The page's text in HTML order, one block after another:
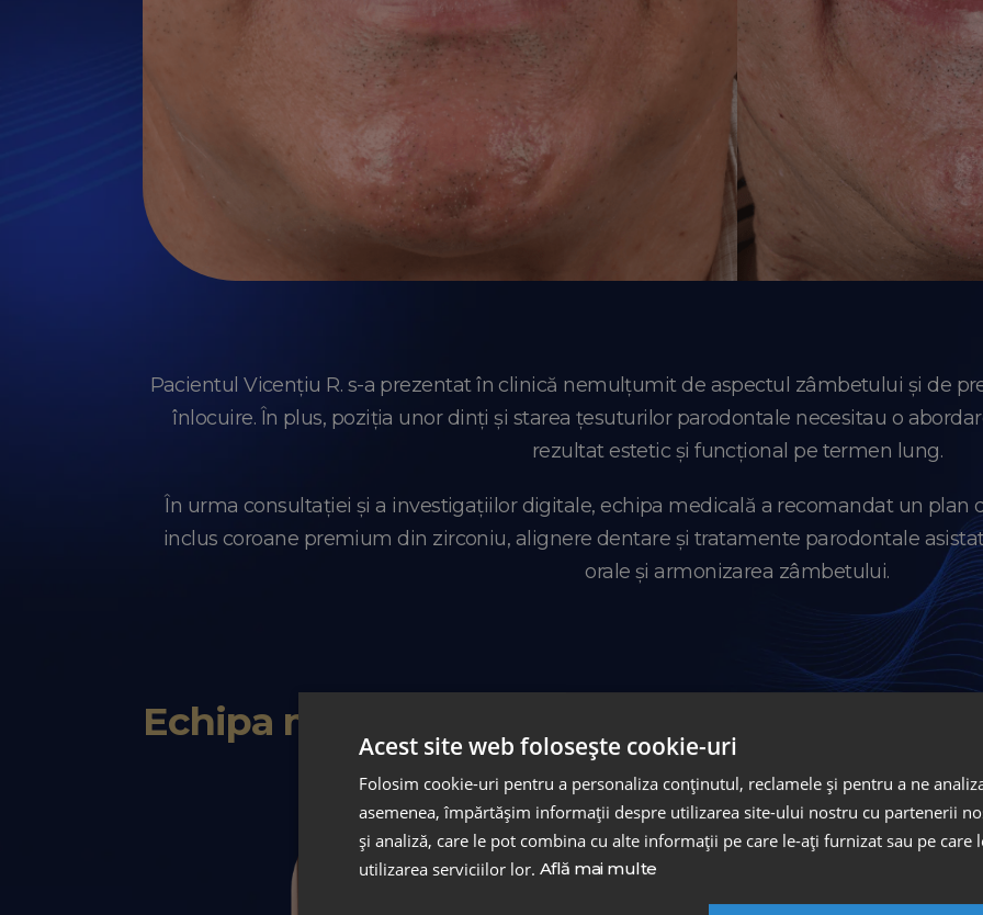
Pacientul Vicențiu R. s-a prezentat în clinică nemulțumit de aspectul zâmbetului și de
înlocuire. În plus, poziția unor dinți și starea țesuturilor parodontale necesitau o
rezultat estetic și funcțional pe termen lung.
În urma consultației și a investigațiilor digitale, echipa medicală a recomandat un
inclus coroane premium din zirconiu, alignere dentare și tratamente parodontale
orale și armonizarea zâmbetului.
Echipa medicală
Acest site web folosește cookie-uri
Folosim cookie-uri pentru a personaliza conținutul, reclamele și pentru a ne
asemenea, împărtășim informații despre utilizarea site-ului nostru cu partenerii
și analiză, care le pot combina cu alte informații pe care le-ați furnizat sau pe care
utilizarea serviciilor lor. Află mai multe